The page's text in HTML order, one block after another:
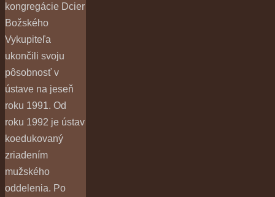
kongregácie Dcier
Božského
Vykupiteľa
ukončili svoju
pôsobnosť v
ústave na jeseň
roku 1991. Od
roku 1992 je ústav
koedukovaný
zriadením
mužského
oddelenia. Po